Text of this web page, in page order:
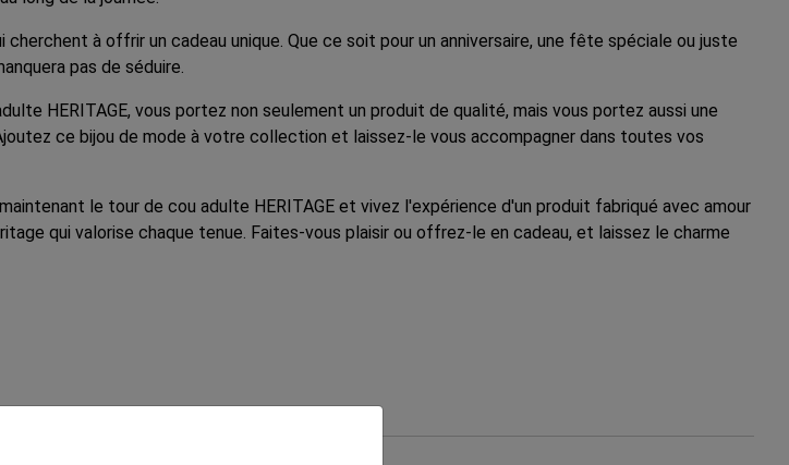
à offrir un cadeau unique. Que ce soit pour un anniversaire, une fête spéciale ou juste
pas de séduire.
HERITAGE, vous portez non seulement un produit de qualité, mais vous portez aussi une
ce bijou de mode à votre collection et laissez-le vous accompagner dans toutes vos
le tour de cou adulte HERITAGE et vivez l'expérience d'un produit fabriqué avec amour
qui valorise chaque tenue. Faites-vous plaisir ou offrez-le en cadeau, et laissez le charme